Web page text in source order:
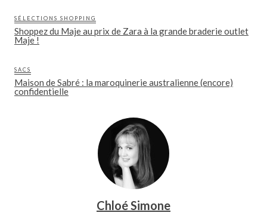
SÉLECTIONS SHOPPING
Shoppez du Maje au prix de Zara à la grande braderie outlet
Maje !
SACS
Maison de Sabré : la maroquinerie australienne (encore)
confidentielle
Chloé Simone